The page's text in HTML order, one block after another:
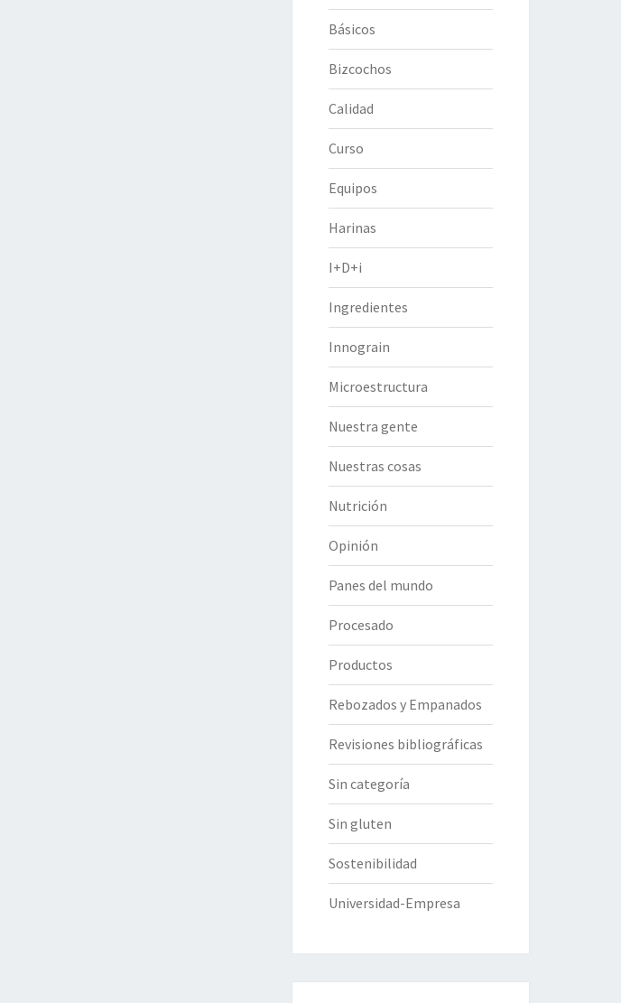
Básicos
Bizcochos
Calidad
Curso
Equipos
Harinas
I+D+i
Ingredientes
Innograin
Microestructura
Nuestra gente
Nuestras cosas
Nutrición
Opinión
Panes del mundo
Procesado
Productos
Rebozados y Empanados
Revisiones bibliográficas
Sin categoría
Sin gluten
Sostenibilidad
Universidad-Empresa